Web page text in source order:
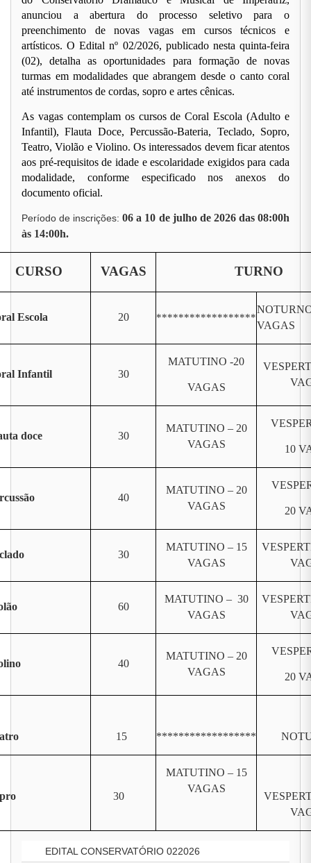
anunciou a abertura do processo seletivo para o
preenchimento de novas vagas em cursos técnicos e
artísticos. O Edital nº 02/2026, publicado nesta quinta-feira
(02), detalha as oportunidades para formação de novas
turmas em modalidades que abrangem desde o canto coral
até instrumentos de cordas, sopro e artes cênicas.
As vagas contemplam os cursos de Coral Escola (Adulto e
Infantil), Flauta Doce, Percussão-Bateria, Teclado, Sopro,
Teatro, Violão e Violino. Os interessados devem ficar atentos
aos pré-requisitos de idade e escolaridade exigidos para cada
modalidade, conforme especificado nos anexos do
documento oficial.
Período de inscrições:06 a 10 de julho de 2026 das 08:00h
às 14:00h.
CURSO VAGAS TURNO
Escola 20 ******************
VAGAS
Infantil 30
MATUTINO -20
VAGAS
doce 30
MATUTINO – 20
VAGAS
10
40
MATUTINO – 20
VAGAS
20
30
MATUTINO – 15
VAGAS
60
MATUTINO – 30
VAGAS
40
MATUTINO – 20
VAGAS
20
15 ******************
30
MATUTINO – 15
VAGAS
EDITAL CONSERVATÓRIO 022026